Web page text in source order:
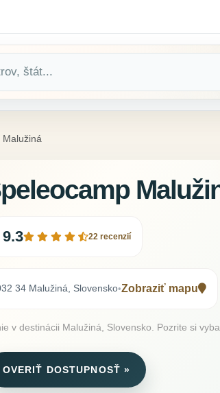
Malužiná
9.3 22 recenzií
34 Malužiná, Slovensko•Zobraziť mapu
v destinácii Malužiná, Slovensko. Pozrite si
OVERIŤ DOSTUPNOSŤ »